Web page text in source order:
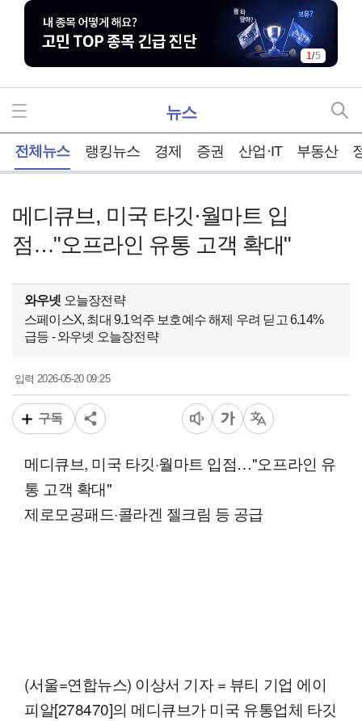
1/5
뉴스
전체뉴스 랭킹뉴스 경제 증권 산업·IT 부동산
메디큐브, 미국 타깃·월마트 입
점…"오프라인 유통 고객 확대"
와우넷 오늘장전략
스페이스X, 최대 9.1억주 보호예수 해제 우려 딛고 6.14%
급등 - 와우넷 오늘장전략
입력2026-05-20 09:25
구독
메디큐브, 미국 타깃·월마트 입점…"오프라인 유
통 고객 확대"
제로모공패드·콜라겐 젤크림 등 공급
(서울=연합뉴스) 이상서 기자 = 뷰티 기업 에이
피알[278470]의 메디큐브가 미국 유통업체 타깃